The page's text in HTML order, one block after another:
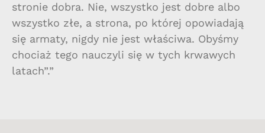
stronie dobra. Nie, wszystko jest dobre albo
wszystko złe, a strona, po której opowiadają
się armaty, nigdy nie jest właściwa. Obyśmy
chociaż tego nauczyli się w tych krwawych
latach”.”